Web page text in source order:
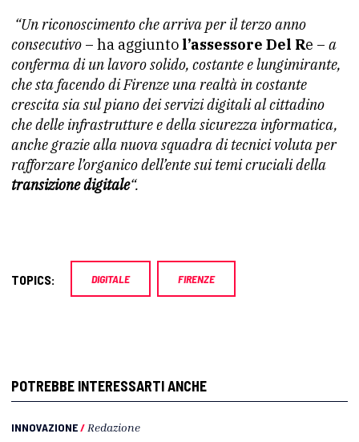
“Un riconoscimento che arriva per il terzo anno
consecutivo – ha aggiunto l’assessore Del Re – a
conferma di un lavoro solido, costante e lungimirante,
che sta facendo di Firenze una realtà in costante
crescita sia sul piano dei servizi digitali al cittadino
che delle infrastrutture e della sicurezza informatica,
anche grazie alla nuova squadra di tecnici voluta per
rafforzare l’organico dell’ente sui temi cruciali della
transizione digitale“.
TOPICS: DIGITALE FIRENZE
POTREBBE INTERESSARTI ANCHE
INNOVAZIONE/ Redazione